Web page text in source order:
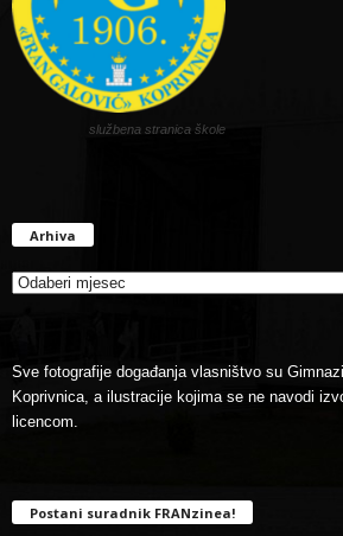
službena stranica škole
Arhiva
Sve fotografije događanja vlasništvo su
Koprivnica, a ilustracije kojima se ne navodi
licencom.
Postani suradnik FRANzinea!